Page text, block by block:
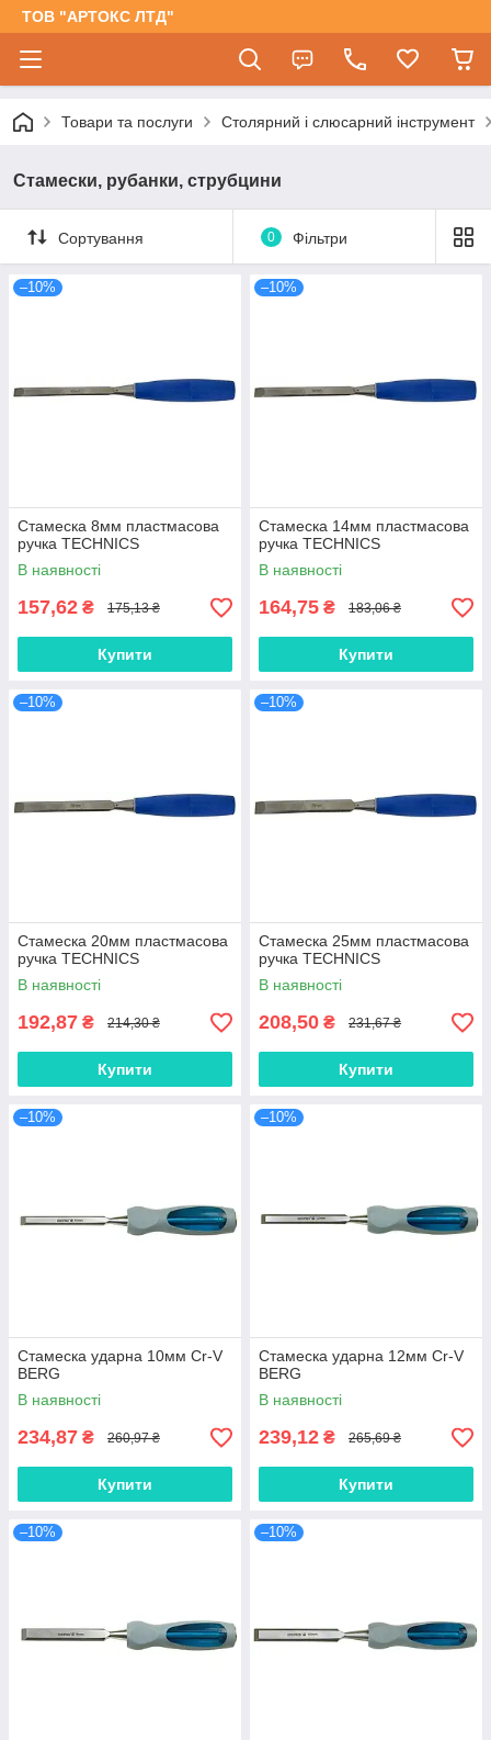
ТОВ "АРТОКС ЛТД"
Товари та послуги Столярний і слюсарний інструмент
Стамески, рубанки, струбцини
Сортування 0 Фільтри
–10%
Стамеска 8мм пластмасова
ручка TECHNICS
В наявності
157,62 ₴ 175,13 ₴
Купити
–10%
Стамеска 14мм пластмасова
ручка TECHNICS
В наявності
164,75 ₴ 183,06 ₴
Купити
–10%
Стамеска 20мм пластмасова
ручка TECHNICS
В наявності
192,87 ₴ 214,30 ₴
Купити
–10%
Стамеска 25мм пластмасова
ручка TECHNICS
В наявності
208,50 ₴ 231,67 ₴
Купити
–10%
Стамеска ударна 10мм Cr-V
BERG
В наявності
234,87 ₴ 260,97 ₴
Купити
–10%
Стамеска ударна 12мм Cr-V
BERG
В наявності
239,12 ₴ 265,69 ₴
Купити
–10% –10%